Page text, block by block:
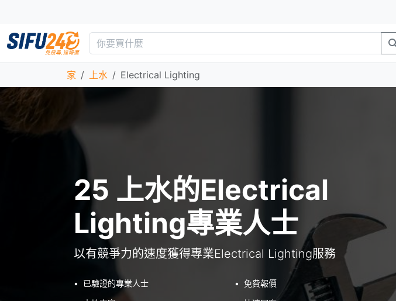
家 上水 Electrical Lighting
25 上水的Electrical
Lighting專業人士
以有競爭力的速度獲得專業Electrical Lighting服務
• 已驗證的專業人士 • 免費報價